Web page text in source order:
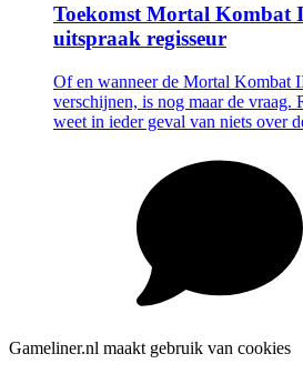
Toekomst Mortal Kombat
uitspraak regisseur
Of en wanneer de Mortal Kombat
verschijnen, is nog maar de vraag.
weet in ieder geval van niets over
Gameliner.nl maakt gebruik van cookies